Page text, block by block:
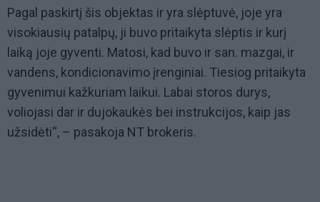
Pagal paskirtį šis objektas ir yra slėptuvė, joje yra
visokiausių patalpų, ji buvo pritaikyta slėptis ir kurį
laiką joje gyventi. Matosi, kad buvo ir san. mazgai, ir
vandens, kondicionavimo įrenginiai. Tiesiog pritaikyta
gyvenimui kažkuriam laikui. Labai storos durys,
voliojasi dar ir dujokaukės bei instrukcijos, kaip jas
užsidėti“, – pasakoja NT brokeris.